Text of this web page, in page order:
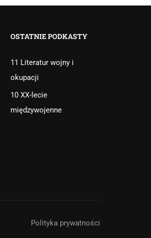
OSTATNIE PODKASTY
11 Literatur wojny i
okupacji
10 XX-lecie
międzywojenne
Polityka prywatności